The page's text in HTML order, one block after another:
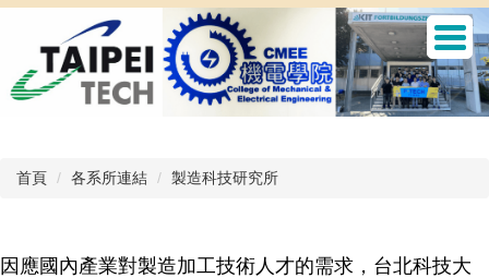
要
首頁
各系所連結 製造科技研究所
因應國內產業對製造加工技術人才的需求，台北科技大